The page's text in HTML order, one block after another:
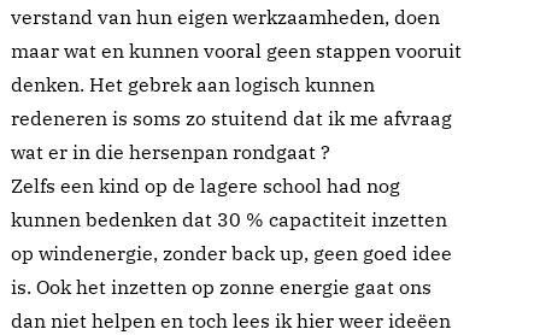
verstand van hun eigen werkzaamheden, doen
maar wat en kunnen vooral geen stappen vooruit
denken. Het gebrek aan logisch kunnen
redeneren is soms zo stuitend dat ik me afvraag
wat er in die hersenpan rondgaat ?
Zelfs een kind op de lagere school had nog
kunnen bedenken dat 30 % capactiteit inzetten
op windenergie, zonder back up, geen goed idee
is. Ook het inzetten op zonne energie gaat ons
dan niet helpen en toch lees ik hier weer ideëen